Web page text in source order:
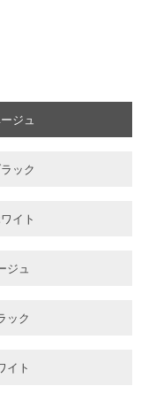
ジュ
ック
イト
ジュ
ック
イト